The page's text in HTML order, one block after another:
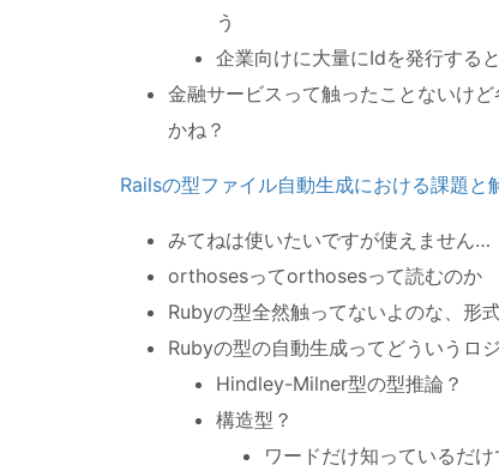
う
企業向けに大量にIdを発行する
金融サービスって触ったことないけ
かね？
Railsの型ファイル自動生成における課題と
みてねは使いたいですが使えません…
orthosesってorthosesって読むのか
Rubyの型全然触ってないよのな、形
Rubyの型の自動生成ってどういうロ
Hindley-Milner型の型推論？
構造型？
ワードだけ知っているだ